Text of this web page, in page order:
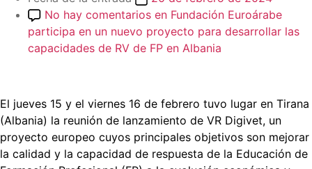
No hay comentarios en Fundación Euroárabe
participa en un nuevo proyecto para desarrollar las
capacidades de RV de FP en Albania
El jueves 15 y el viernes 16 de febrero tuvo lugar en Tirana
(Albania) la reunión de lanzamiento de VR Digivet, un
proyecto europeo cuyos principales objetivos son mejorar
la calidad y la capacidad de respuesta de la Educación de